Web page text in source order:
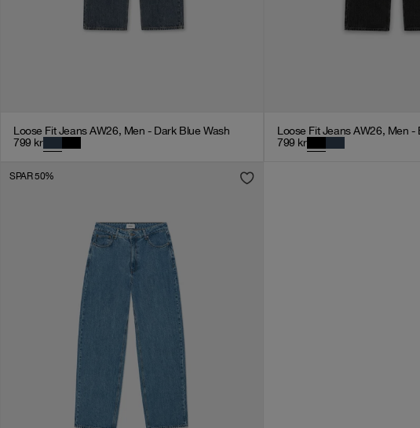
Loose Fit Jeans AW26, Men - Dark Blue Wash
799 kr
Loose Fit Jeans AW26, Men -
799 kr
SPAR 50%